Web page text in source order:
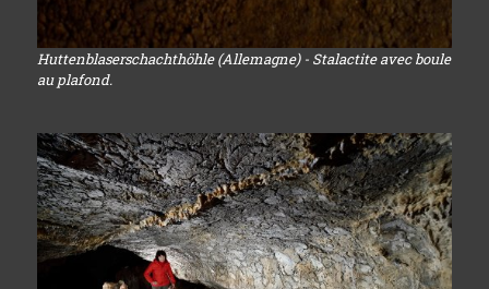
Huttenblaserschachthöhle (Allemagne) - Stalactite avec boule
au plafond.